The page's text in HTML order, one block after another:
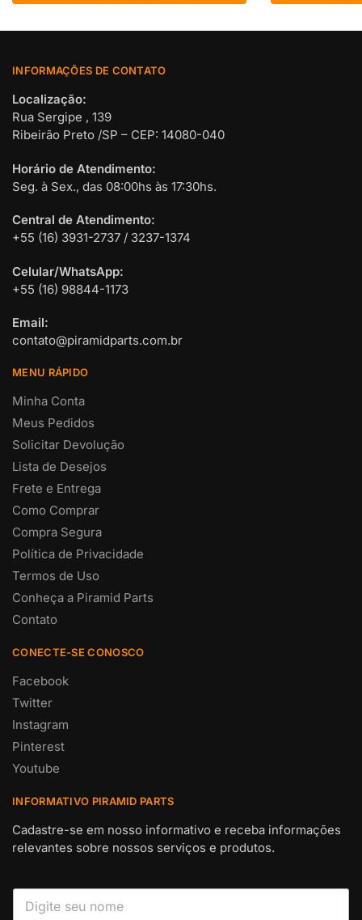
INFORMAÇÕES DE CONTATO
Localização:
Rua Sergipe , 139
Ribeirão Preto /SP – CEP: 14080-040
Horário de Atendimento:
Seg. à Sex., das 08:00hs às 17:30hs.
Central de Atendimento:
+55 (16) 3931-2737 / 3237-1374
Celular/WhatsApp:
+55 (16) 98844-1173
Email:
contato@piramidparts.com.br
MENU RÁPIDO
Minha Conta
Meus Pedidos
Solicitar Devolução
Lista de Desejos
Frete e Entrega
Como Comprar
Compra Segura
Política de Privacidade
Termos de Uso
Conheça a Piramid Parts
Contato
CONECTE-SE CONOSCO
Facebook
Twitter
Instagram
Pinterest
Youtube
INFORMATIVO PIRAMID PARTS
Cadastre-se em nosso informativo e receba informações
relevantes sobre nossos serviços e produtos.